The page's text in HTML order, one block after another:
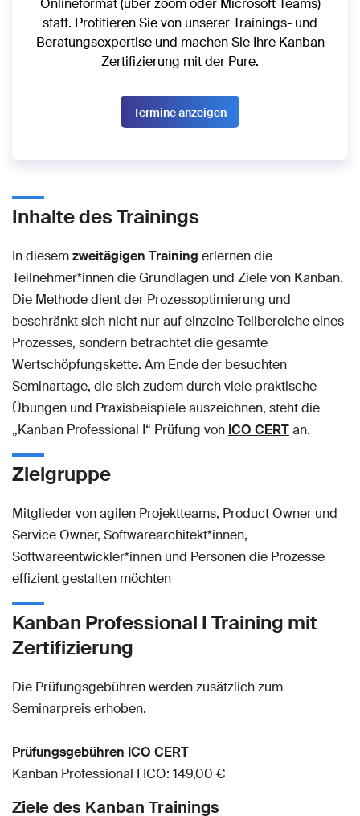
Onlineformat (über zoom oder Microsoft Teams)
statt. Profitieren Sie von unserer Trainings- und
Beratungsexpertise und machen Sie Ihre Kanban
Zertifizierung mit der Pure.
Termine anzeigen
Inhalte des Trainings
In diesemzweitägigen Training erlernen die
Teilnehmer*innen die Grundlagen und Ziele von Kanban.
Die Methode dient der Prozessoptimierung und
beschränkt sich nicht nur auf einzelne Teilbereiche eines
Prozesses, sondern betrachtet die gesamte
Wertschöpfungskette. Am Ende der besuchten
Seminartage, die sich zudem durch viele praktische
Übungen und Praxisbeispiele auszeichnen, steht die
„Kanban Professional I“ Prüfung von ICO CERTan.
Zielgruppe
Mitglieder von agilen Projektteams, Product Owner und
Service Owner, Softwarearchitekt*innen,
Softwareentwickler*innen und Personen die Prozesse
effizient gestalten möchten
Kanban Professional I Training mit
Zertifizierung
Die Prüfungsgebühren werden zusätzlich zum
Seminarpreis erhoben.
Prüfungsgebühren ICO CERT
Kanban Professional I ICO: 149,00 €
Ziele des Kanban Trainings